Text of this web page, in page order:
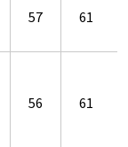
57 61
56 61